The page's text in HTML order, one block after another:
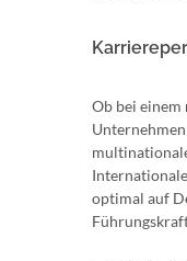
Ob bei
optimal auf